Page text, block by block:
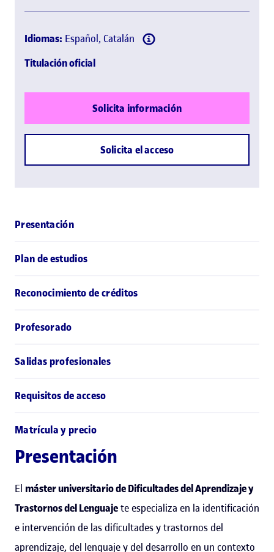
Idiomas: Español, Catalán
Titulación oficial
Solicita información
Solicita el acceso
Presentación
Plan de estudios
Reconocimiento de créditos
Profesorado
Salidas profesionales
Requisitos de acceso
Matrícula y precio
Presentación
El máster universitario de Dificultades del Aprendizaje y
Trastornos del Lenguajete especializa en la identificación
e intervención de las dificultades y trastornos del
aprendizaje, del lenguaje y del desarrollo en un contexto